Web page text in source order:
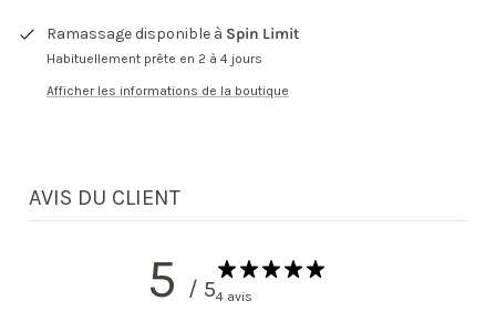
Ramassage disponible à Spin Limit
Habituellement prête en 2 à 4 jours
Afficher les informations de la boutique
AVIS DU CLIENT
5 / 54 avis